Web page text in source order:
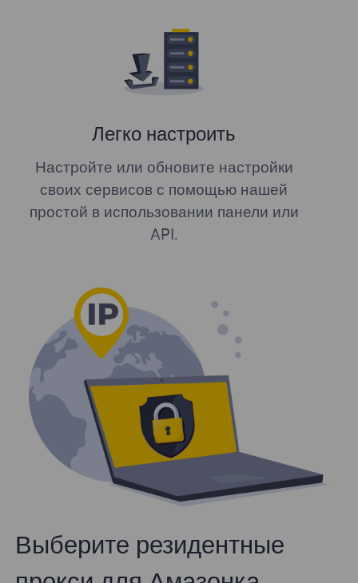
Легко настроить
Настройте или обновите настройки
своих сервисов с помощью нашей
простой в использовании панели или
API.
Выберите резидентные